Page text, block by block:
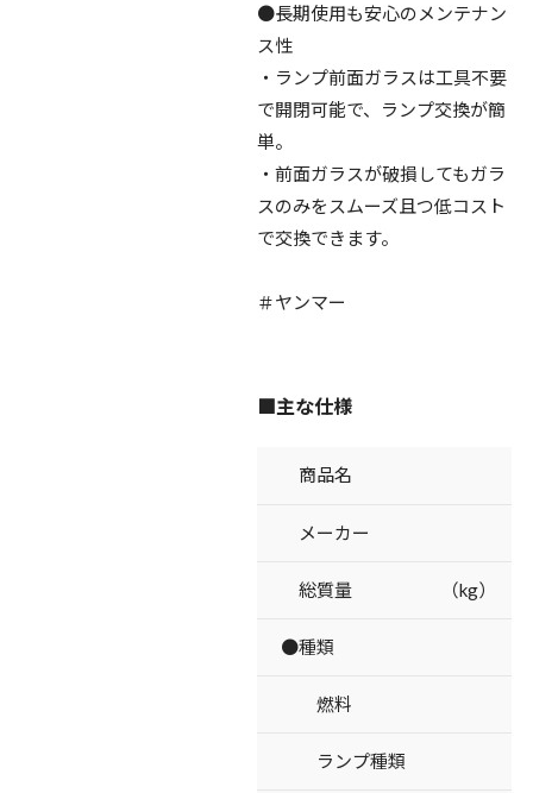
●長期使用も安心のメンテナン
ス性
・ランプ前面ガラスは工具不要
で開閉可能で、ランプ交換が簡
単。
・前面ガラスが破損してもガラ
スのみをスムーズ且つ低コスト
で交換できます。
＃ヤンマー
■主な仕様
商品名
メーカー
総質量 （kg）
●種類
燃料
ランプ種類